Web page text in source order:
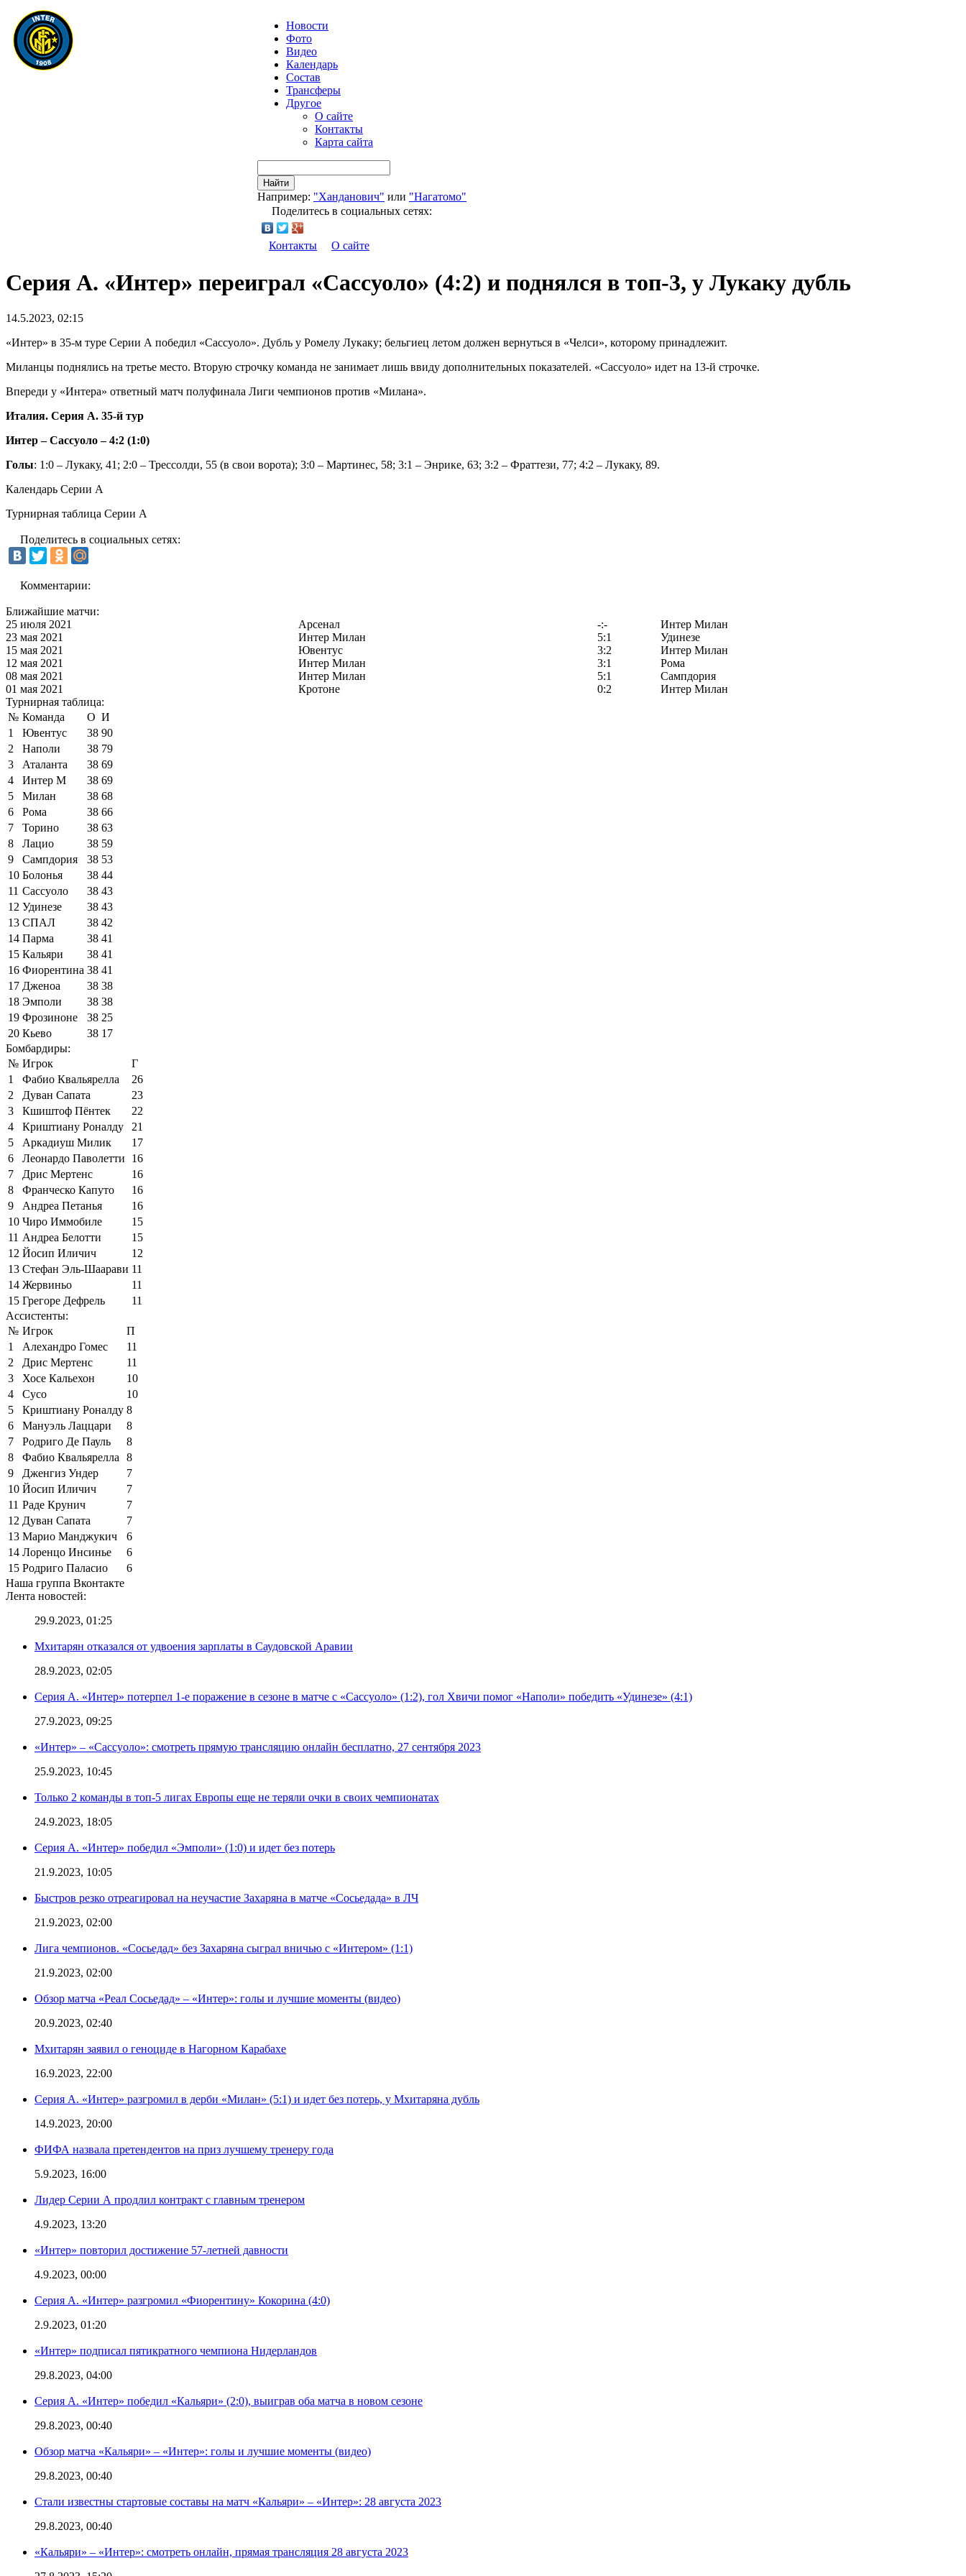
Новости
Фото
Видео
Календарь
Состав
Трансферы
Другое
О сайте
Контакты
Карта сайта
Найти
Например: "Ханданович" или "Нагатомо"
Поделитесь в социальных сетях:
Контакты О сайте
Серия А. «Интер» переиграл «Сассуоло» (4:2) и поднялся в топ-3, у Лукаку дубль
14.5.2023, 02:15
«Интер» в 35-м туре Серии А победил «Сассуоло». Дубль у Ромелу Лукаку; бельгиец летом должен вернуться в «Челси», которому принадлежит.
Миланцы поднялись на третье место. Вторую строчку команда не занимает лишь ввиду дополнительных показателей. «Сассуоло» идет на 13-й строчке.
Впереди у «Интера» ответный матч полуфинала Лиги чемпионов против «Милана».
Италия. Серия А. 35-й тур
Интер – Сассуоло – 4:2 (1:0)
Голы: 1:0 – Лукаку, 41; 2:0 – Трессолди, 55 (в свои ворота); 3:0 – Мартинес, 58; 3:1 – Энрике, 63; 3:2 – Фраттези, 77; 4:2 – Лукаку, 89.
Календарь Серии А
Турнирная таблица Серии А
Поделитесь в социальных сетях:
Комментарии:
Ближайшие матчи:
25 июля 2021
Арсенал -:-
Интер Милан
23 мая 2021
Интер Милан 5:1
Удинезе
15 мая 2021
Ювентус 3:2
Интер Милан
12 мая 2021
Интер Милан 3:1
Рома
08 мая 2021
Интер Милан 5:1
Сампдория
01 мая 2021
Кротоне 0:2
Интер Милан
Турнирная таблица:
№ Команда О И
1
Ювентус 38 90
2
Наполи 38 79
3
Аталанта 38 69
4
Интер М 38 69
5
Милан 38 68
6
Рома 38 66
7
Торино 38 63
8
Лацио 38 59
9
Сампдория 38 53
10 Болонья 38 44
11 Сассуоло 38 43
12 Удинезе 38 43
13 СПАЛ 38 42
14 Парма 38 41
15 Кальяри 38 41
16 Фиорентина 38 41
17 Дженоа 38 38
18 Эмполи 38 38
19 Фрозиноне 38 25
20 Кьево 38 17
Бомбардиры:
№ Игрок
Г
1
Фабио Квальярелла
26
2
Дуван Сапата
23
3
Кшиштоф Пёнтек
22
4
Криштиану Роналду
21
5
Аркадиуш Милик
17
6
Леонардо Паволетти
16
7
Дрис Мертенс
16
8
Франческо Капуто
16
9
Андреа Петанья
16
10 Чиро Иммобиле
15
11 Андреа Белотти
15
12 Йосип Иличич
12
13 Стефан Эль-Шаарави 11
14 Жервиньо
11
15 Грегоре Дефрель
11
Ассистенты:
№ Игрок
П
1
Алехандро Гомес
11
2
Дрис Мертенс
11
3
Хосе Кальехон
10
4
Сусо
10
5
Криштиану Роналду 8
6
Мануэль Лаццари
8
7
Родриго Де Пауль
8
8
Фабио Квальярелла
8
9
Дженгиз Ундер
7
10 Йосип Иличич
7
11 Раде Крунич
7
12 Дуван Сапата
7
13 Марио Манджукич
6
14 Лоренцо Инсинье
6
15 Родриго Паласио
6
Наша группа Вконтакте
Лента новостей:
29.9.2023, 01:25
Мхитарян отказался от удвоения зарплаты в Саудовской Аравии
28.9.2023, 02:05
Серия А. «Интер» потерпел 1-е поражение в сезоне в матче с «Сассуоло» (1:2), гол Хвичи помог «Наполи» победить «Удинезе» (4:1)
27.9.2023, 09:25
«Интер» – «Сассуоло»: смотреть прямую трансляцию онлайн бесплатно, 27 сентября 2023
25.9.2023, 10:45
Только 2 команды в топ-5 лигах Европы еще не теряли очки в своих чемпионатах
24.9.2023, 18:05
Серия А. «Интер» победил «Эмполи» (1:0) и идет без потерь
21.9.2023, 10:05
Быстров резко отреагировал на неучастие Захаряна в матче «Сосьедада» в ЛЧ
21.9.2023, 02:00
Лига чемпионов. «Сосьедад» без Захаряна сыграл вничью с «Интером» (1:1)
21.9.2023, 02:00
Обзор матча «Реал Сосьедад» – «Интер»: голы и лучшие моменты (видео)
20.9.2023, 02:40
Мхитарян заявил о геноциде в Нагорном Карабахе
16.9.2023, 22:00
Серия А. «Интер» разгромил в дерби «Милан» (5:1) и идет без потерь, у Мхитаряна дубль
14.9.2023, 20:00
ФИФА назвала претендентов на приз лучшему тренеру года
5.9.2023, 16:00
Лидер Серии А продлил контракт с главным тренером
4.9.2023, 13:20
«Интер» повторил достижение 57-летней давности
4.9.2023, 00:00
Серия А. «Интер» разгромил «Фиорентину» Кокорина (4:0)
2.9.2023, 01:20
«Интер» подписал пятикратного чемпиона Нидерландов
29.8.2023, 04:00
Серия А. «Интер» победил «Кальяри» (2:0), выиграв оба матча в новом сезоне
29.8.2023, 00:40
Обзор матча «Кальяри» – «Интер»: голы и лучшие моменты (видео)
29.8.2023, 00:40
Стали известны стартовые составы на матч «Кальяри» – «Интер»: 28 августа 2023
29.8.2023, 00:40
«Кальяри» – «Интер»: смотреть онлайн, прямая трансляция 28 августа 2023